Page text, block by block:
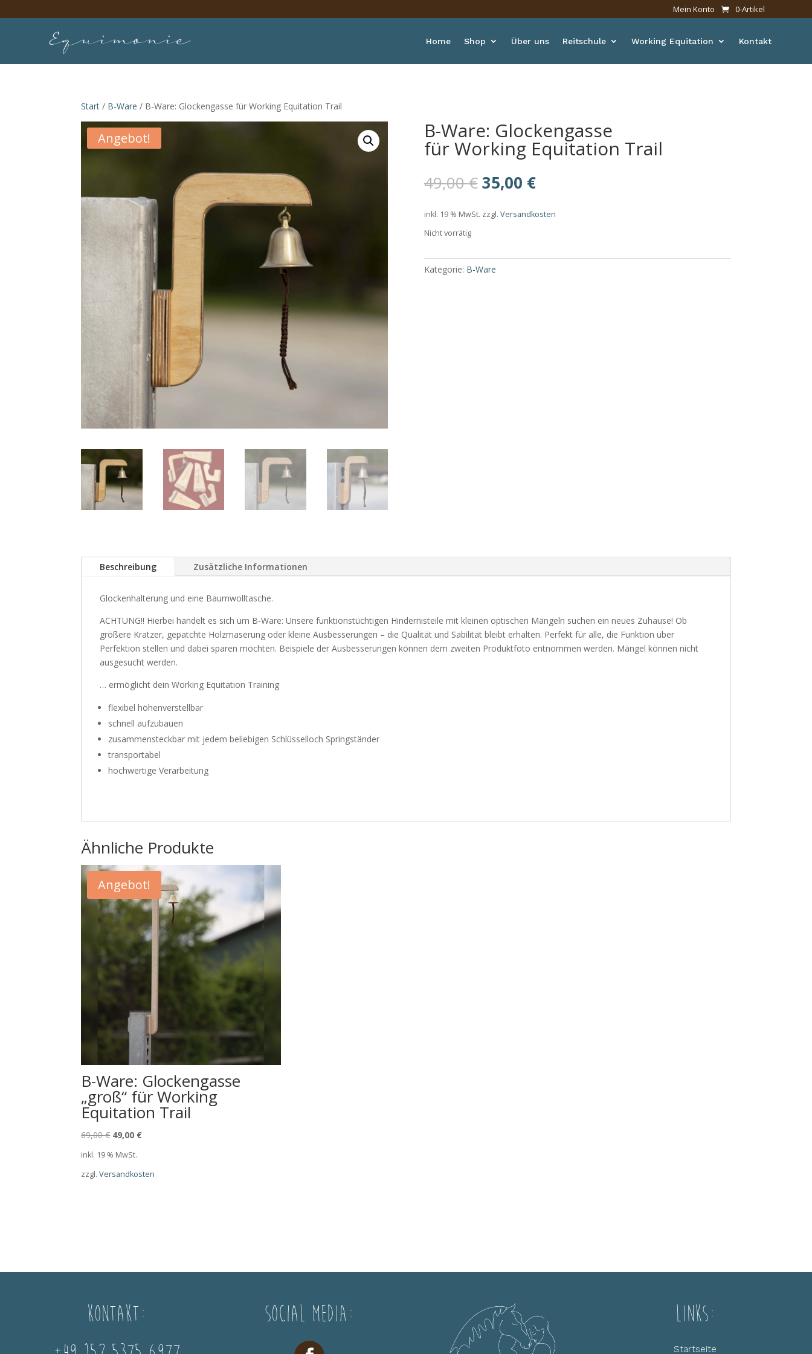
Mein Konto 0-Artikel
Home Shop Über uns Reitschule Working Equitation Kontakt
Start / B-Ware / B-Ware: Glockengasse für Working Equitation Trail
Angebot! B-Ware: Glockengasse
für Working Equitation Trail
49,00€ Ursprünglicher
Preis
war:
49,00 €
35,00 €Aktueller
Preis
ist:
35,00 €.
inkl. 19 % MwSt. zzgl. Versandkosten
Nicht vorrätig
Kategorie: B-Ware
Beschreibung Zusätzliche Informationen
Glockenhalterung und eine Baumwolltasche.
ACHTUNG!! Hierbei handelt es sich um B-Ware: Unsere funktionstüchtigen Hindernisteile mit kleinen optischen Mängeln suchen ein neues Zuhause! Ob
größere Kratzer, gepatchte Holzmaserung oder kleine Ausbesserungen – die Qualität und Sabilität bleibt erhalten. Perfekt für alle, die Funktion über
Perfektion stellen und dabei sparen möchten. Beispiele der Ausbesserungen können dem zweiten Produktfoto entnommen werden. Mängel können nicht
ausgesucht werden.
… ermöglicht dein Working Equitation Training
flexibel höhenverstellbar
schnell aufzubauen
zusammensteckbar mit jedem beliebigen Schlüsselloch Springständer
transportabel
hochwertige Verarbeitung
Ähnliche Produkte
Angebot!
B-Ware: Glockengasse
„groß“ für Working
Equitation Trail
69,00€ Ursprünglicher
69,00 €
49,00 €Aktueller
49,00 €.
inkl. 19 % MwSt.
zzgl.Versandkosten
Kontakt:
Social Media: Links:
Startseite